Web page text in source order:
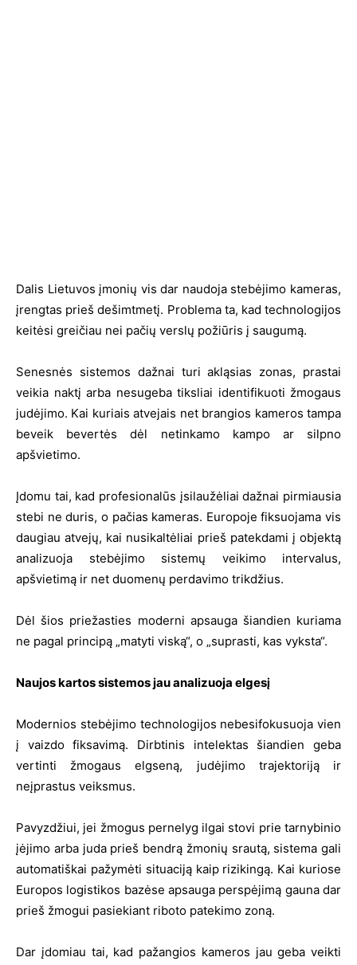
Dalis Lietuvos įmonių vis dar naudoja stebėjimo kameras,
įrengtas prieš dešimtmetį. Problema ta, kad technologijos
keitėsi greičiau nei pačių verslų požiūris į saugumą.
Senesnės sistemos dažnai turi akląsias zonas, prastai
veikia naktį arba nesugeba tiksliai identifikuoti žmogaus
judėjimo. Kai kuriais atvejais net brangios kameros tampa
beveik bevertės dėl netinkamo kampo ar silpno
apšvietimo.
Įdomu tai, kad profesionalūs įsilaužėliai dažnai pirmiausia
stebi ne duris, o pačias kameras. Europoje fiksuojama vis
daugiau atvejų, kai nusikaltėliai prieš patekdami į objektą
analizuoja stebėjimo sistemų veikimo intervalus,
apšvietimą ir net duomenų perdavimo trikdžius.
Dėl šios priežasties moderni apsauga šiandien kuriama
ne pagal principą „matyti viską“, o „suprasti, kas vyksta“.
Naujos kartos sistemos jau analizuoja elgesį
Modernios stebėjimo technologijos nebesifokusuoja vien
į vaizdo fiksavimą. Dirbtinis intelektas šiandien geba
vertinti žmogaus elgseną, judėjimo trajektoriją ir
neįprastus veiksmus.
Pavyzdžiui, jei žmogus pernelyg ilgai stovi prie tarnybinio
įėjimo arba juda prieš bendrą žmonių srautą, sistema gali
automatiškai pažymėti situaciją kaip rizikingą. Kai kuriose
Europos logistikos bazėse apsauga perspėjimą gauna dar
prieš žmogui pasiekiant riboto patekimo zoną.
Dar įdomiau tai, kad pažangios kameros jau geba veikti